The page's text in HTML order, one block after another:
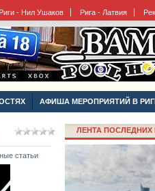
- Нил Ушаков Рига - Латвия
АФИША МЕРОПРИЯТИЙ В
статьи
ЛЕНТА
Чем
минеральные